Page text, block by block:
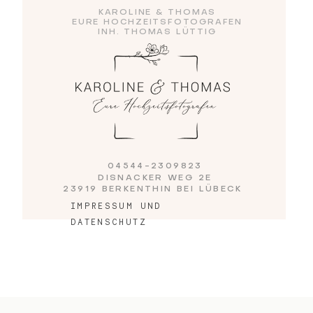
KAROLINE & THOMAS
EURE HOCHZEITSFOTOGRAFEN
INH. THOMAS LÜTTIG
IMPRESSUM UND
DATENSCHUTZ
04544-2309823
DISNACKER WEG 2E
23919 BERKENTHIN BEI LÜBECK
Blog
Impressum